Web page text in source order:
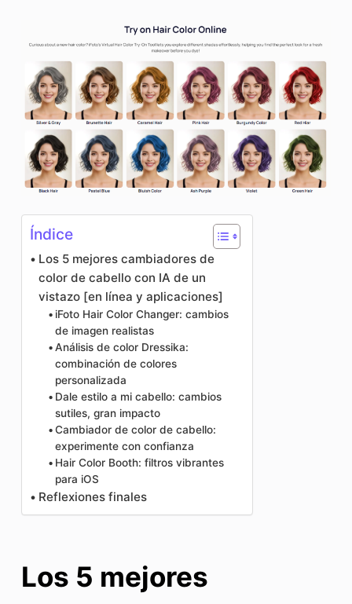
Índice
Los 5 mejores cambiadores de
color de cabello con IA de un
vistazo [en línea y aplicaciones]
iFoto Hair Color Changer: cambios
de imagen realistas
Análisis de color Dressika:
combinación de colores
personalizada
Dale estilo a mi cabello: cambios
sutiles, gran impacto
Cambiador de color de cabello:
experimente con confianza
Hair Color Booth: filtros vibrantes
para iOS
Reflexiones finales
Los 5 mejores